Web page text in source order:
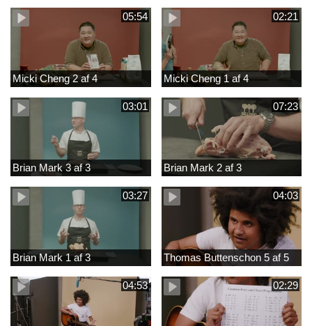
05:54
Micki Cheng 2 af 4
02:21
Micki Cheng 1 af 4
03:01
Brian Mark 3 af 3
07:23
Brian Mark 2 af 3
03:27
Brian Mark 1 af 3
04:03
Thomas Buttenschon 5 af 5
04:53 02:29